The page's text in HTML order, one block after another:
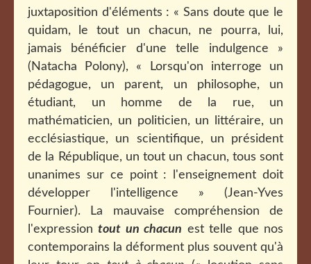
juxtaposition d'éléments : « Sans doute que le
quidam, le tout un chacun, ne pourra, lui,
jamais bénéficier d'une telle indulgence »
(Natacha Polony), « Lorsqu'on interroge un
pédagogue, un parent, un philosophe, un
étudiant, un homme de la rue, un
mathématicien, un politicien, un littéraire, un
ecclésiastique, un scientifique, un président
de la République, un tout un chacun, tous sont
unanimes sur ce point : l'enseignement doit
développer l'intelligence » (Jean-Yves
Fournier). La mauvaise compréhension de
l'expressiontout un chacun est telle que nos
contemporains la déforment plus souvent qu'à